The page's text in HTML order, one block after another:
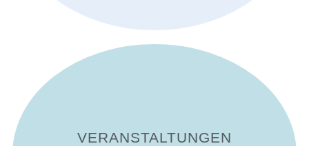
VERANSTALTUNGEN